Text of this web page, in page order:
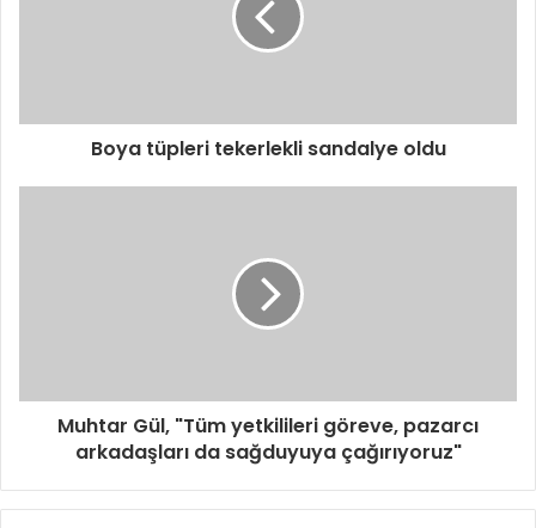
Boya tüpleri tekerlekli sandalye oldu
Muhtar Gül, "Tüm yetkilileri göreve, pazarcı
arkadaşları da sağduyuya çağırıyoruz"